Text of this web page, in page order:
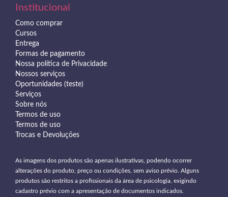
Institucional
Como comprar
Cursos
Entrega
Formas de pagamento
Nossa política de Privacidade
Nossos serviços
Oportunidades (teste)
Serviços
Sobre nós
Termos de uso
Termos de uso
Trocas e Devoluções
As imagens dos produtos são apenas ilustrativas, podendo ocorrer
alterações do produto, preço ou condições, sem aviso prévio. Alguns
produtos são restritos a profissionais da área de psicologia, exigindo
cadastro prévio com a apresentação de documentos indicados.